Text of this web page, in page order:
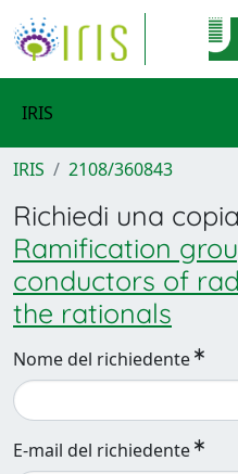
IRIS
IRIS 2108/360843
Richiedi una
Ramification
conductors of
the rationals
Nome del richiedente
E-mail del richiedente